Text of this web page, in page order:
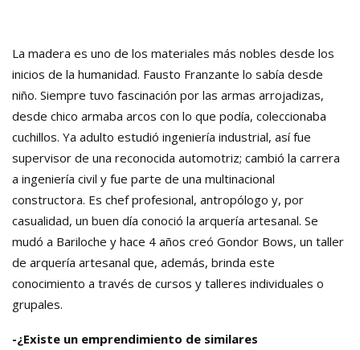
La madera es uno de los materiales más nobles desde los
inicios de la humanidad. Fausto Franzante lo sabía desde
niño. Siempre tuvo fascinación por las armas arrojadizas,
desde chico armaba arcos con lo que podía, coleccionaba
cuchillos. Ya adulto estudió ingeniería industrial, así fue
supervisor de una reconocida automotriz; cambió la carrera
a ingeniería civil y fue parte de una multinacional
constructora. Es chef profesional, antropólogo y, por
casualidad, un buen día conoció la arquería artesanal. Se
mudó a Bariloche y hace 4 años creó Gondor Bows, un taller
de arquería artesanal que, además, brinda este
conocimiento a través de cursos y talleres individuales o
grupales.
-¿Existe un emprendimiento de similares